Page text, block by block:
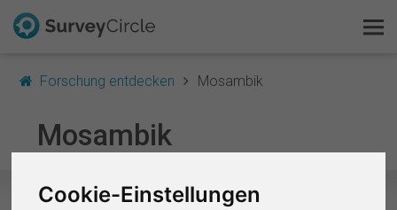
Cookie-Einstellungen
Forschung entdecken Mosambik
Mosambik